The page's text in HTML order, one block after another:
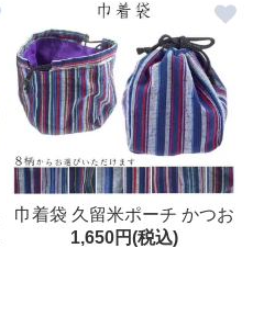
巾着袋 久留米ポーチ かつお
縞 小物入れ 和調 日本製 メ
1,650円(税込)